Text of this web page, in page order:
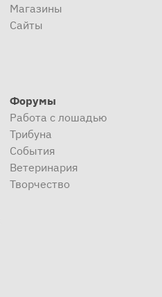
Магазины
Сайты
Форумы
Работа с лошадью
Трибуна
События
Ветеринария
Творчество